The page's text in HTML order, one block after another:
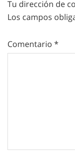
Tu dirección de
Los campos
Comentario *